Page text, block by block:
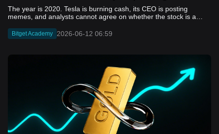
The year is 2020. Tesla is burning cash, its CEO is posting memes, and analysts cannot agree on whether the stock is a generational opportunity or an elaborate joke. Now replace Tesla with SpaceX. Replace 2020 with 2026. The debate looks almost identical, and SPCX is set to hit the Nasdaq on June 12. The offering price is $135 per share. The implied valuation is $1.75 trillion. For anyone who watched Tesla run 700% that year, the pattern is hard to unsee. History does not repeat, but it rhymes often enough to pay attention. Before sizing into SPCX on day one, investors need to understand what actually drove Tesla's re-rating, whether SpaceX has the same ingredients, and where the comparison quietly falls apart. That is what this piece covers, with numbers. Five structural parallels that make SPCX feel like TSLA 2020. Five critical differences that could make trade painful. And the exact price levels and execution metrics will tell you whether this rocket clears the atmosphere or comes apart on ascent. Tesla in 2020 — The Flashback Every Investor Needs To understand the TSLA/SPCX parallel, you need to remember what Tesla actually looked like at the start of 2020. Not in hindsight. Through the eyes of a skeptic. Tesla, Inc. (TSLA) Price History Source: Yahoo Finance In January of that year, Tesla was trading at roughly $28 on a split-adjusted basis. The company had just barely posted its first full-year GAAP profit, capping nearly a decade of consecutive annual losses. Revenue was growing fast, but the valuation was already uncomfortable by any conventional measure. The price-to-earnings ratio peaked at 940x by Q4 2020, a number that triggered every value screen on the planet. The bear case was loud and well-reasoned. Tesla was a car company with car-company margins, going up against century-old manufacturers with far deeper pockets. The stock had already run hard. Every rational DCF model said it was overvalued. Then the narrative shifted. Not because of a single earnings beat or a product launch. The market collectively decided that Tesla was not a car company. It was a clean energy platform, a software business, a battery technology leader, and a self-driving AI play, all in one ticker. Once that frame took hold, traditional valuation metrics lost their grip as anchors. Retail investors piled in. Institutional funds that had stayed on the sidelines were forced to buy when Tesla was added to the SP 500 in December. The feedback loop closed hard and fast. By the end of 2020, the stock had risen 743% from its March lows, making it the largest company ever added to the index at the time of inclusion. The lesson is not that Tesla was cheap. It was not. The lesson is that Tesla's 2020 rally had almost nothing to do with fundamentals catching up to price. It was the market repricing the total addressable market and the probability of dominance. That distinction is the entire reason the SPCX conversation is worth having. The Parallel — Why SPCX Feels Like TSLA 2020 The similarities between SpaceX today and Tesla in 2020 are not superficial. They span five structural dimensions that matter to how markets re-rate a stock. The visionary founder effect: Tesla in 2020 was inseparable from Elon Musk. His vision, execution record, and ability to shape investor narratives were central to the thesis. SpaceX in 2026 is similar. Investors are not just buying a launch company; they are buying a vision of a multi-planetary future and a global communications network powered by Starlink. That founder premium is powerful, but it also creates key-person risk. Unprofitable on paper, but the underlying business is real: SpaceX’s headline GAAP losses may appear concerning, but adjusted EBITDA and Starlink’s profitability suggest the core business is already generating substantial economic value. Tesla investors who looked beyond reported losses before 2020 were ultimately rewarded. The question is whether SpaceX merits the same long-term patience. Dominant in a market that is just getting started: Tesla led the EV market just as adoption began accelerating. SpaceX occupies a similar position in the emerging space economy. Starlink has already achieved global scale, while Starship could dramatically lower launch costs if commercial operations mature, potentially reshaping the economics of the entire industry. A valuation that does not make sense on traditional metrics, and may not need to: SpaceX’s valuation appears extreme by conventional measures, much like Tesla’s did in 2020. Traditional valuation frameworks are not necessarily wrong, but when a company is creating a new category, they may fail to capture the scale of future opportunities. Retail conviction meets institutional hesitation: Tesla’s 2020 rally was fueled by strong retail demand and skepticism from many institutional investors. SpaceX could follow a similar path, with intense retail enthusiasm, cautious institutions, and potential future index inclusion creating demand that extends beyond near-term fundamentals. The Bull Case — If History Repeats If the Tesla 2020 parallel holds, what does the upside actually look like in numbers? Starlink's ceiling is much higher than $11.4 billion: Starlink still reaches only a fraction of its addressable market. With Starship enabling faster and cheaper satellite deployment, analysts project Starlink revenue could reach $30 to $50 billion annually by 2030. At a 40% operating margin, that implies $12 to $20 billion in operating profit from Starlink alone. Starship changes the economics of everything: If commercial Starship operations begin in the second half of 2026, the impact goes beyond lower launch costs. It could unlock new markets, accelerate satellite deployment, and reshape the economics of the entire launch industry. Even partial success would imply a much larger company than what traditional valuation models capture today. A Mars mission timeline becomes the narrative re-rating catalyst: Tesla’s re-rating happened when EV adoption moved from fringe to mainstream consensus. For SpaceX, the equivalent moment could come when a credible human Mars transit shifts from vision to scheduled mission. That would be less a financial event than a narrative event, and narrative events are what drive extreme re-ratings. The price target scenarios, modeled on Starlink growth and Starship commercialization, look like this: Scenario Implied Price by 2030 Basis Base Case $200 to $250 Starlink at $25B revenue, 35x EV/Revenue Bull Case $300 to $400 Starlink at $40B plus Starship commercial ops at scale Extreme Bull $500+ Full narrative re-rating plus index inclusion demand shock One more number worth sitting with: if SPCX mirrors Tesla’s exact 2020 to 2021 trajectory, a 700% move from the IPO price implies roughly $1,080 per share and a market cap above $14 trillion. That is not a price target. It is a thought experiment about maximum narrative compression when the market decides a company is no longer just a company, but a civilizational bet. The Bear Case — Where the Analogy Breaks Down The Tesla parallel is compelling, but incomplete. There are five places where the comparison breaks down, and ignoring them is how investors get hurt. SpaceX's biggest customer is the government: Tesla in 2020 was a consumer business with diversified demand from individual buyers. SpaceX is different. A meaningful share of revenue comes from NASA, the Department of Defense, and other government agencies. That makes SpaceX partly a defense and aerospace contractor, with budget, policy, and political risks Tesla never faced. You are buying the economics without the control: Public investors may participate in the upside, but Class A shares carry little meaningful voting power. Elon Musk retains strategic control. That may support the founder premium, but it also means shareholders have limited recourse if priorities shift, attention drifts, or decisions favor long-term missions over near-term profitability. Regulatory risk is structural, not episodic: Tesla faced regulatory scrutiny, but SpaceX depends on approvals for launches, environmental reviews, and commercial space operations. A major launch failure, extended FAA hold, or policy shift could delay Starship, slow Starlink deployment, and damage the growth narrative at the wrong time. The valuation math is genuinely difficult to defend: At a $1.75 trillion valuation, SpaceX is priced as if several major outcomes have already gone right: scaled Starship operations, massive Starlink growth, and a Mars-driven narrative premium. Reasonable base-case valuations sit far below the IPO price, meaning investors are effectively paying for the bull case upfront. The 2022 lesson exists and should not be dismissed: Tesla’s 2020 surge was followed by a brutal 2022 drawdown. The same retail conviction and founder premium that powered the rally became liabilities when sentiment turned. If SPCX follows the Tesla path, investors must account for both the euphoric upside and the volatility that may follow. The Tokenized Futures Signal — What Pre-Market Activity Is Telling Us Before SPCX officially trades on Nasdaq, there is already a market pricing it: the on-chain tokenized futures market on Bitget. Tokenized futures offer a live sentiment read: SPCXUSDT perpetual contracts have created real-time price discovery before the IPO. This matters because the participant base is retail-heavy, global, and conviction-driven, making it a useful signal traditional IPO indicators may miss. Positive funding suggests long-side enthusiasm: If funding rates remain persistently positive, traders are paying a premium to stay long. That points to strong retail conviction and limited short-side p
Bitget Academy 2026-06-12 06:59